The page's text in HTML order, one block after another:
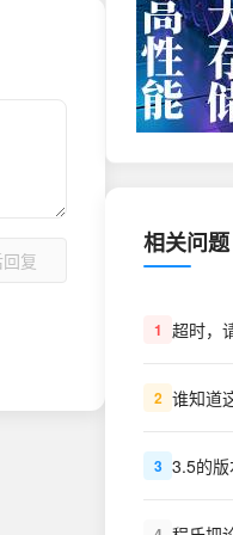
复
相关问题
1 超时，
2 谁知道
3 3.5的